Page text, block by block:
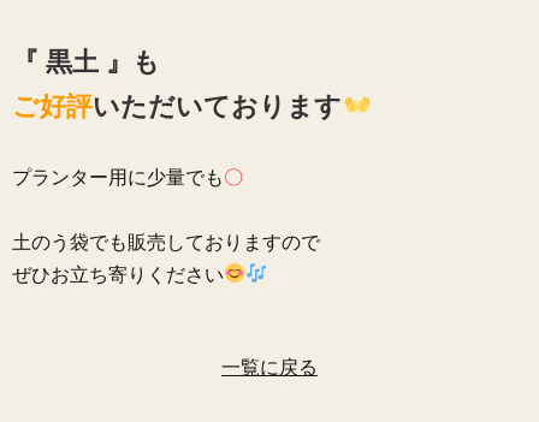
『 黒土 』も
ご好評いただいております
プランター用に少量でも〇
土のう袋でも販売しておりますので
ぜひお立ち寄りください
一覧に戻る